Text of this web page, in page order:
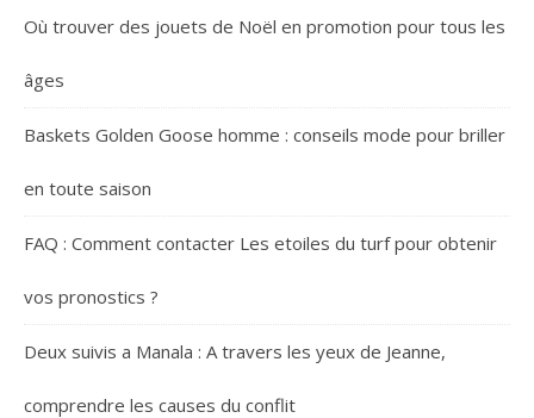
Où trouver des jouets de Noël en promotion pour tous les
âges
Baskets Golden Goose homme : conseils mode pour briller
en toute saison
FAQ : Comment contacter Les etoiles du turf pour obtenir
vos pronostics ?
Deux suivis a Manala : A travers les yeux de Jeanne,
comprendre les causes du conflit